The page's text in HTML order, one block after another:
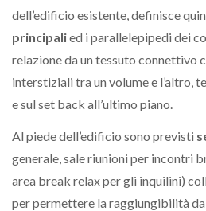
dell’edificio esistente, definisce
principalied i parallelepipedi dei
relazione da un tessuto connettivo
interstiziali tra un volume e l’altro,
e sul set back all’ultimo piano.
Al piede dell’edificio sono previsti
generale, sale riunioni per incontri
area break relax per gli inquilini)
per permettere la raggiungibilità